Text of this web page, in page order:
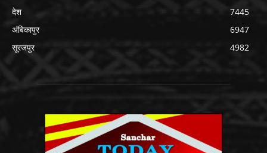
देश
7445
अंबिकापुर
6947
सूरजपुर
4982